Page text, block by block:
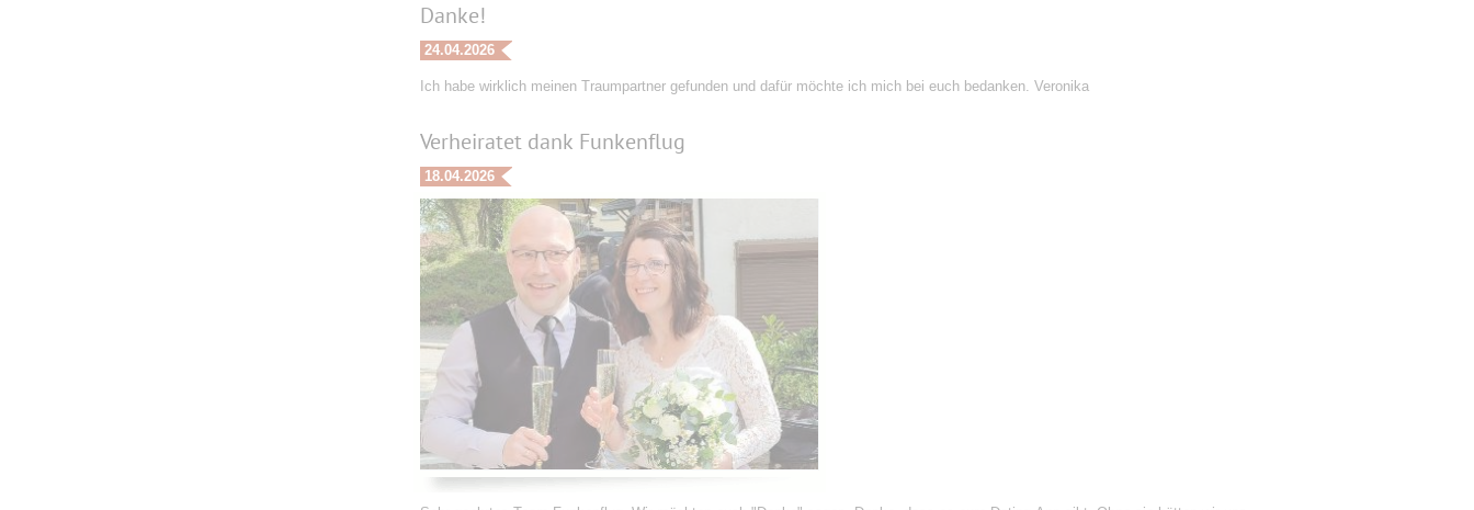
Danke!
24.04.2026
Ich habe wirklich meinen Traumpartner gefunden und dafür möchte ich mich bei euch bedanken. Veronika
Verheiratet dank Funkenflug
18.04.2026